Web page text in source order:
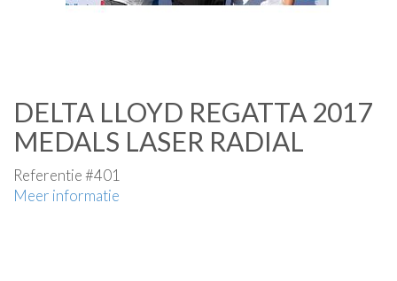
DELTA LLOYD REGATTA 2017
MEDALS LASER RADIAL
Referentie #401
Meer informatie